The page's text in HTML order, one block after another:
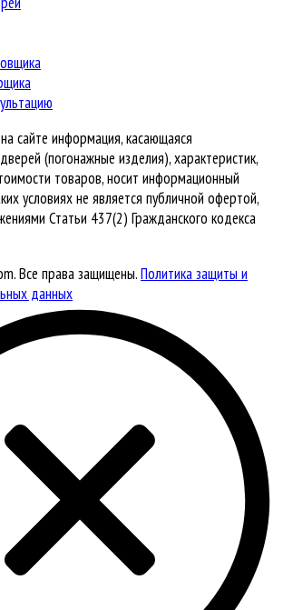
сайте информация, касающаяся
(погонажные изделия), характеристик,
товаров, носит информационный
условиях не является публичной офертой,
Статьи 437(2) Гражданского кодекса
Все права защищены.Политика защиты и
данных